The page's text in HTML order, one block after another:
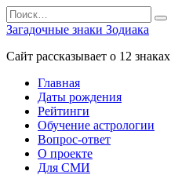
Перейти
к
содержанию
Search
for:
Загадочные знаки Зодиака
Сайт рассказывает о 12
Главная
Даты рождения
Рейтинги
Обучение астрологии
Вопрос-ответ
О проекте
Для СМИ